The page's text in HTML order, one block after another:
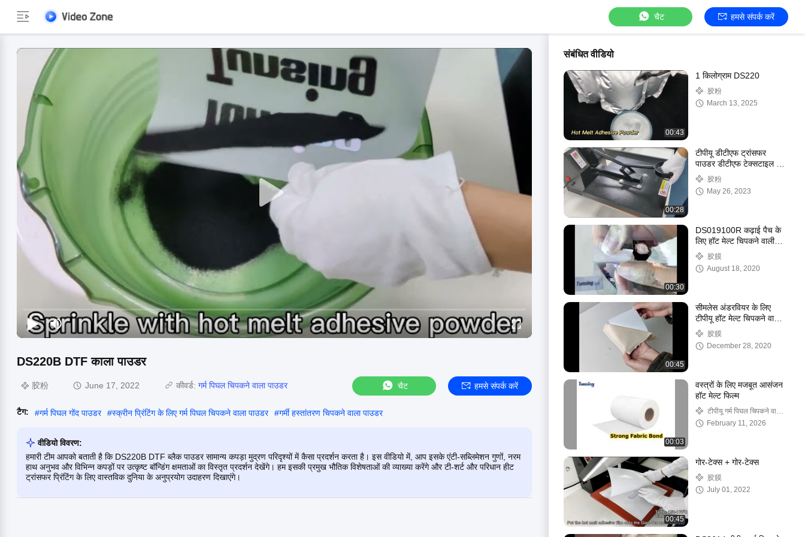
चैट हमसे संपर्क करें
DS220B DTF काला पाउडर
胶粉 June 17, 2022 कीवर्ड: गर्म पिघल चिपकने वाला पाउडर चैट हमसे संपर्क करें
टैग: #गर्म पिघल गोंद पाउडर #स्क्रीन प्रिंटिंग के लिए गर्म पिघल चिपकने वाला पाउडर #गर्मी हस्तांतरण चिपकने वाला पाउडर
वीडियो विवरण:
हमारी टीम आपको बताती है कि DS220B DTF ब्लैक पाउडर सामान्य कपड़ा मुद्रण परिदृश्यों में कैसा प्रदर्शन करता है। इस वीडियो में, आप इसके एंटी-सब्लिमेशन गुणों, नरम
हाथ अनुभव और विभिन्न कपड़ों पर उत्कृष्ट बॉन्डिंग क्षमताओं का विस्तृत प्रदर्शन देखेंगे। हम इसकी प्रमुख भौतिक विशेषताओं की व्याख्या करेंगे और टी-शर्ट और परिधान हीट
ट्रांसफर प्रिंटिंग के लिए वास्तविक दुनिया के अनुप्रयोग उदाहरण दिखाएंगे।
संबंधित वीडियो
00:43
1 किलोग्राम DS220
胶粉
March 13, 2025
00:28
टीपीयू डीटीएफ ट्रांसफर
पाउडर डीटीएफ टेक्सटाइल टी-
शर्ट प्रिंटिंग के लिए गर्म पिघल
पाउडर
胶粉
May 26, 2023
00:30
DS019100R कढ़ाई पैच के
लिए हॉट मेल्ट चिपकने वाली
फिल्म胶膜
August 18, 2020
00:45
सीमलेस अंडरवियर के लिए
टीपीयू हॉट मेल्ट चिपकने वाली
फिल्म胶膜
December 28, 2020
00:03
वस्त्रों के लिए मजबूत आसंजन
हॉट मेल्ट फिल्म
टीपीयू गर्म पिघल चिपकने वाली
फिल्मFebruary 11, 2026
00:45
गोर-टेक्स + गोर-टेक्स
胶膜
July 01, 2022